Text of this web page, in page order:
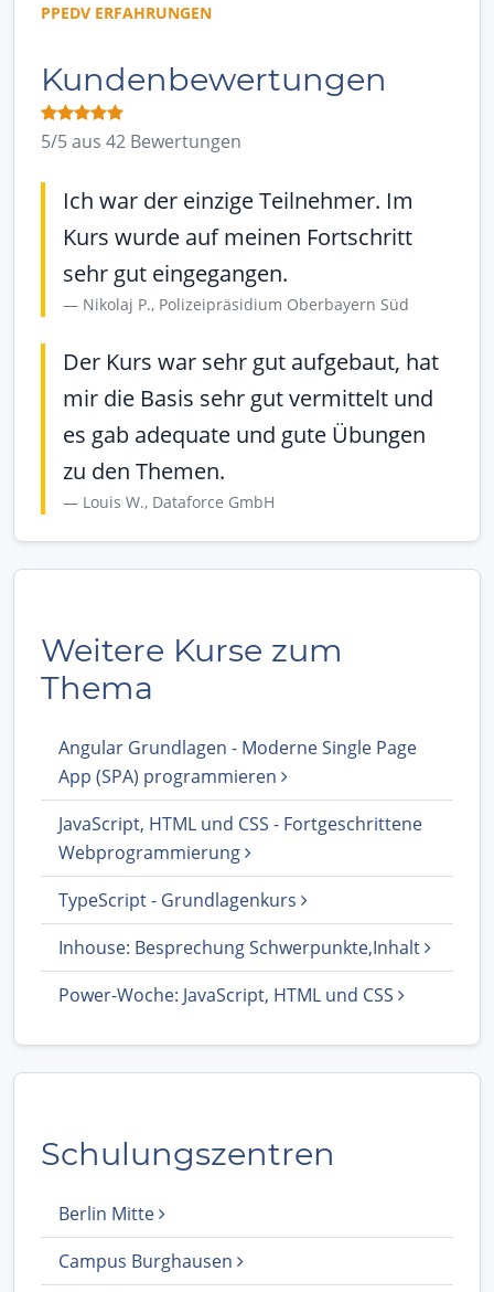
PPEDV ERFAHRUNGEN
Kundenbewertungen
5/5 aus 42 Bewertungen
Ich war der einzige Teilnehmer. Im
Kurs wurde auf meinen Fortschritt
sehr gut eingegangen.
Nikolaj P., Polizeipräsidium Oberbayern Süd
Der Kurs war sehr gut aufgebaut, hat
mir die Basis sehr gut vermittelt und
es gab adequate und gute Übungen
zu den Themen.
Louis W., Dataforce GmbH
Weitere Kurse zum
Thema
Angular Grundlagen - Moderne Single Page
App (SPA) programmieren
JavaScript, HTML und CSS - Fortgeschrittene
Webprogrammierung
TypeScript - Grundlagenkurs
Inhouse: Besprechung Schwerpunkte,Inhalt
Power-Woche: JavaScript, HTML und CSS
Schulungszentren
Berlin Mitte
Campus Burghausen